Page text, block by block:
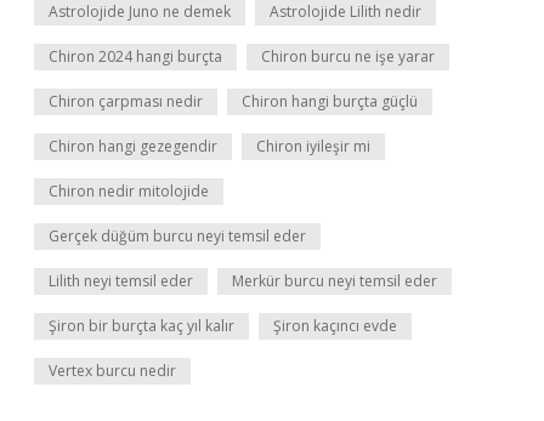
Astrolojide Juno ne demek Astrolojide Lilith nedir
Chiron 2024 hangi burçta Chiron burcu ne işe yarar
Chiron çarpması nedir Chiron hangi burçta güçlü
Chiron hangi gezegendir Chiron iyileşir mi
Chiron nedir mitolojide
Gerçek düğüm burcu neyi temsil eder
Lilith neyi temsil eder Merkür burcu neyi temsil eder
Şiron bir burçta kaç yıl kalır Şiron kaçıncı evde
Vertex burcu nedir